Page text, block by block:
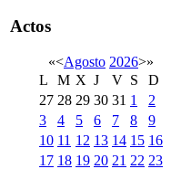
Actos
«<Agosto 2026>»
L
M X J V S
D
27 28 29 30 31 1
2
3
4 5 6 7 8
9
10 11 12 13 14 15 16
17 18 19 20 21 22 23